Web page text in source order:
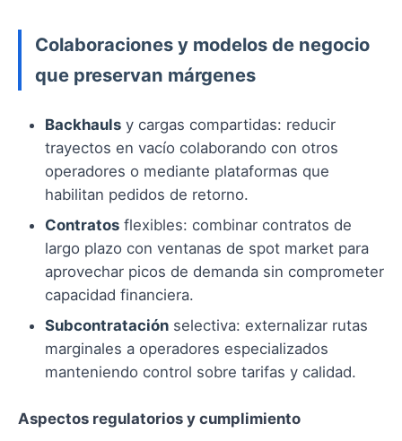
Colaboraciones y modelos de negocio
que preservan márgenes
Backhauls y cargas compartidas: reducir
trayectos en vacío colaborando con otros
operadores o mediante plataformas que
habilitan pedidos de retorno.
Contratos flexibles: combinar contratos de
largo plazo con ventanas de spot market para
aprovechar picos de demanda sin comprometer
capacidad financiera.
Subcontratación selectiva: externalizar rutas
marginales a operadores especializados
manteniendo control sobre tarifas y calidad.
Aspectos regulatorios y cumplimiento